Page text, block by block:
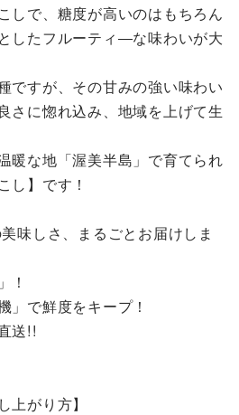
しで、糖度が高いのはもちろん
したフルーティ―な味わいが大
ですが、その甘みの強い味わい
さに惚れ込み、地域を上げて生
暖な地「渥美半島」で育てられ
し】です！
味しさ、まるごとお届けしま
！
で鮮度をキープ！
送!!
上がり方】